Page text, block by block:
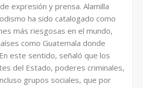
expresión y prensa. Alamilla
ha sido catalogado como
más riesgosas en el mundo,
como Guatemala donde
este sentido, señaló que los
del Estado, poderes criminales,
grupos sociales, que por